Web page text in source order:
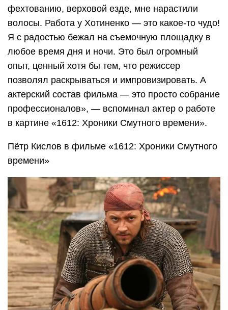
фехтованию, верховой езде, мне нарастили
волосы. Работа у Хотиненко — это какое-то чудо!
Я с радостью бежал на съемочную площадку в
любое время дня и ночи. Это был огромный
опыт, ценный хотя бы тем, что режиссер
позволял раскрываться и импровизировать. А
актерский состав фильма — это просто собрание
профессионалов», — вспоминал актер о работе
в картине «1612: Хроники Смутного времени».
Пётр Кислов в фильме «1612: Хроники Смутного
времени»